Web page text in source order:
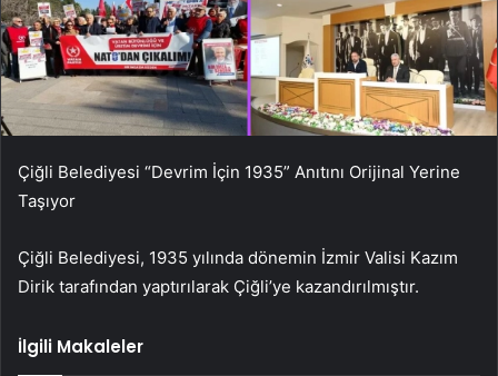
Çiğli Belediyesi “Devrim İçin 1935” Anıtını Orijinal Yerine
Taşıyor
Çiğli Belediyesi, 1935 yılında dönemin İzmir Valisi Kazım
Dirik tarafından yaptırılarak Çiğli’ye kazandırılmıştır.
İlgili Makaleler